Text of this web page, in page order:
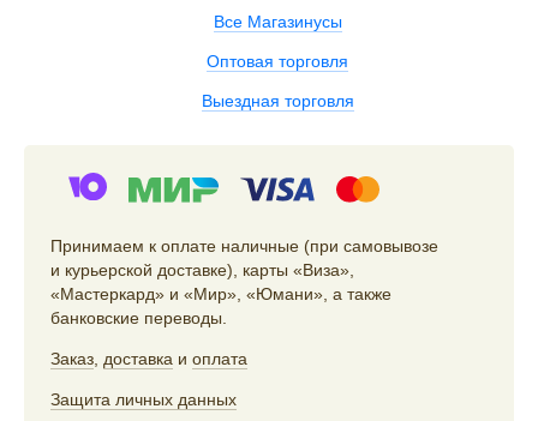
Все Магазинусы
Оптовая торговля
Выездная торговля
Принимаем к оплате наличные (при самовывозе
и курьерской доставке), карты «Виза»,
«Мастеркард» и «Мир», «Юмани», а также
банковские переводы.
Заказ доставка и оплата
Защита личных данных